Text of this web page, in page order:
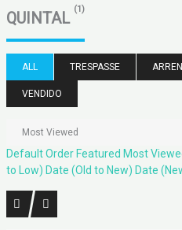
QUINTAL (1)
ALL TRESPASSE
VENDIDO
Most Viewed
Default Order Featured Most
to Low) Date (Old to New) Date